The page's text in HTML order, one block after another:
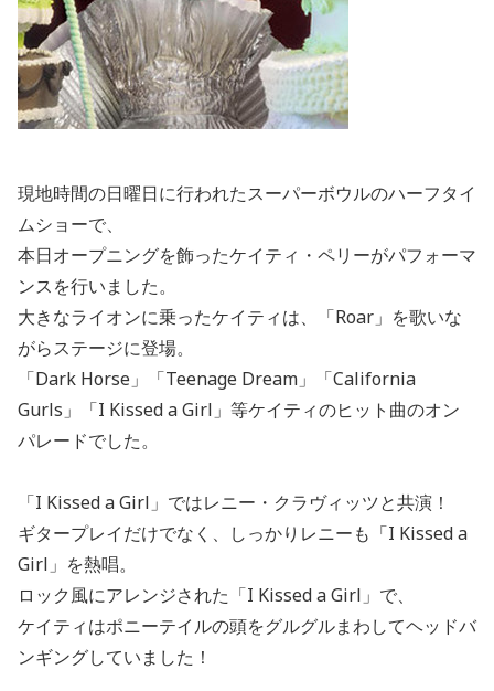
現地時間の日曜日に行われたスーパーボウルのハーフタイ
ムショーで、
本日オープニングを飾ったケイティ・ペリーがパフォーマ
ンスを行いました。
大きなライオンに乗ったケイティは、「Roar」を歌いな
がらステージに登場。
「Dark Horse」「Teenage Dream」「California
Gurls」「I Kissed a Girl」等ケイティのヒット曲のオン
パレードでした。
「I Kissed a Girl」ではレニー・クラヴィッツと共演！
ギタープレイだけでなく、しっかりレニーも「I Kissed a
Girl」を熱唱。
ロック風にアレンジされた「I Kissed a Girl」で、
ケイティはポニーテイルの頭をグルグルまわしてヘッドバ
ンギングしていました！